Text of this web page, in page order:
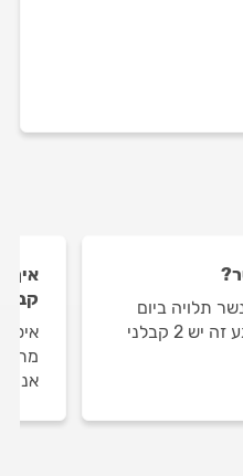
תלויה ביום
ובשעה בה תיכנסו לאתר. ברגע זה יש 2 קבלני
איך
אנו